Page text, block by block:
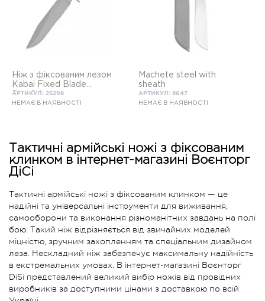
Ніж з фіксованим лезом
Kabai Fixed Blade
BLACK
АРТИКУЛ: 25298
НЕМАЄ В НАЯВНОСТІ
Machete steel with
sheath
АРТИКУЛ: 8647
НЕМАЄ В НАЯВНОСТІ
Тактичні армійські ножі з фіксованим
клинком в інтернет-магазині Воєнторг
ДіСі
Тактичні армійські ножі з фіксованим клинком — це
надійні та універсальні інструменти для виживання,
самооборони та виконання різноманітних завдань на полі
бою. Такий ніж відрізняється від звичайних моделей
міцністю, зручним захопленням та спеціальним дизайном
леза. Нескладний ніж забезпечує максимальну надійність
в екстремальних умовах. В інтернет-магазині Воєнторг
DiSi представлений великий вибір ножів від провідних
виробників за доступними цінами з доставкою по всій